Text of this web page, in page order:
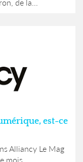
de la...
est-ce
Alliancy Le Mag
mois...